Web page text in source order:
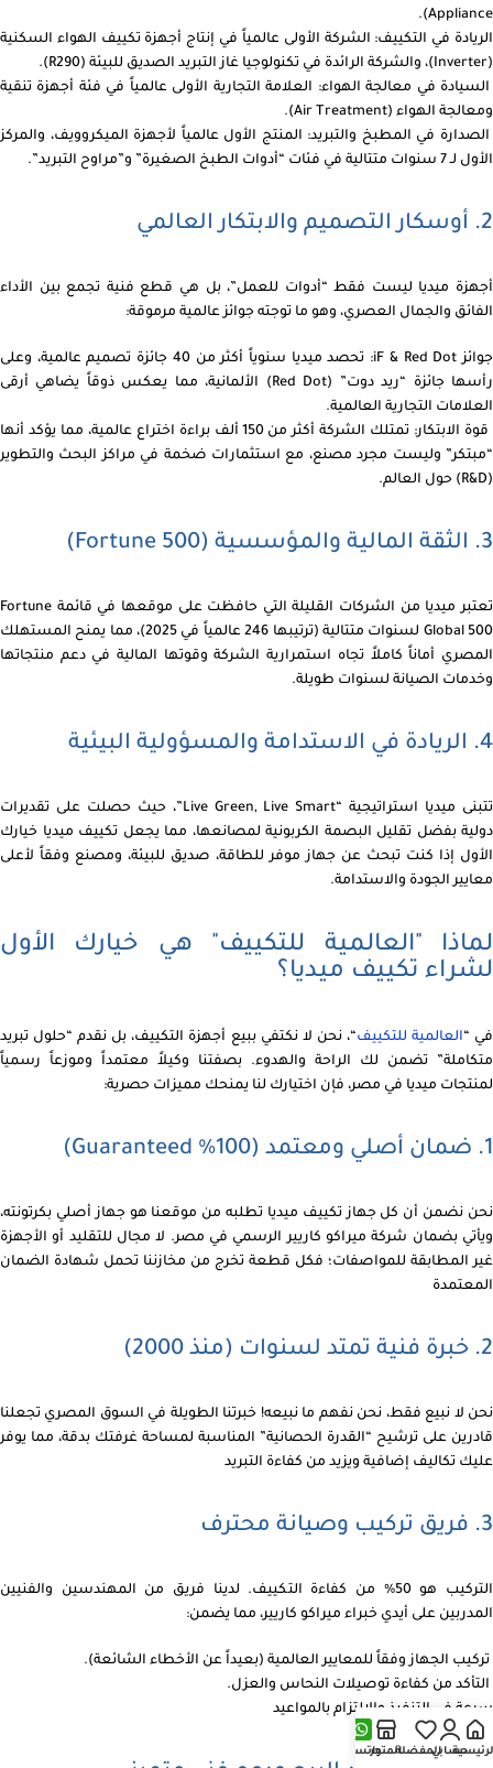
Appliance).
الريادة في التكييف: الشركة الأولى عالمياً في إنتاج أجهزة تكييف الهواء السكنية
(Inverter)، والشركة الرائدة في تكنولوجيا غاز التبريد الصديق للبيئة (R290).
السيادة في معالجة الهواء: العلامة التجارية الأولى عالمياً في فئة أجهزة تنقية
ومعالجة الهواء (Air Treatment).
الصدارة في المطبخ والتبريد: المنتج الأول عالمياً لأجهزة الميكروويف، والمركز
الأول لـ 7 سنوات متتالية في فئات “أدوات الطبخ الصغيرة” و”مراوح التبريد”.
2. أوسكار التصميم والابتكار العالمي
أجهزة ميديا ليست فقط “أدوات للعمل”، بل هي قطع فنية تجمع بين الأداء
الفائق والجمال العصري، وهو ما توجته جوائز عالمية مرموقة:
جوائز iF & Red Dot: تحصد ميديا سنوياً أكثر من 40 جائزة تصميم عالمية، وعلى
رأسها جائزة “ريد دوت” (Red Dot) الألمانية، مما يعكس ذوقاً يضاهي أرقى
العلامات التجارية العالمية.
قوة الابتكار: تمتلك الشركة أكثر من 150 ألف براءة اختراع عالمية، مما يؤكد أنها
“مبتكر” وليست مجرد مصنع، مع استثمارات ضخمة في مراكز البحث والتطوير
(R&D) حول العالم.
3. الثقة المالية والمؤسسية (Fortune 500)
تعتبر ميديا من الشركات القليلة التي حافظت على موقعها في قائمة Fortune
Global 500 لسنوات متتالية (ترتيبها 246 عالمياً في 2025)، مما يمنح المستهلك
المصري أماناً كاملاً تجاه استمرارية الشركة وقوتها المالية في دعم منتجاتها
وخدمات الصيانة لسنوات طويلة.
4. الريادة في الاستدامة والمسؤولية البيئية
تتبنى ميديا استراتيجية “Live Green, Live Smart”، حيث حصلت على تقديرات
دولية بفضل تقليل البصمة الكربونية لمصانعها، مما يجعل تكييف ميديا خيارك
الأول إذا كنت تبحث عن جهاز موفر للطاقة، صديق للبيئة، ومصنع وفقاً لأعلى
معايير الجودة والاستدامة.
لماذا "العالمية للتكييف" هي خيارك الأول
لشراء تكييف ميديا؟
في “العالمية للتكييف“، نحن لا نكتفي ببيع أجهزة التكييف، بل نقدم “حلول تبريد
متكاملة” تضمن لك الراحة والهدوء. بصفتنا وكيلاً معتمداً وموزعاً رسمياً
لمنتجات ميديا في مصر، فإن اختيارك لنا يمنحك مميزات حصرية:
1. ضمان أصلي ومعتمد (100% Guaranteed)
نحن نضمن أن كل جهاز تكييف ميديا تطلبه من موقعنا هو جهاز أصلي بكرتونته،
ويأتي بضمان شركة ميراكو كاريير الرسمي في مصر. لا مجال للتقليد أو الأجهزة
غير المطابقة للمواصفات؛ فكل قطعة تخرج من مخازننا تحمل شهادة الضمان
المعتمدة
2. خبرة فنية تمتد لسنوات (منذ 2000)
نحن لا نبيع فقط، نحن نفهم ما نبيعه! خبرتنا الطويلة في السوق المصري تجعلنا
قادرين على ترشيح “القدرة الحصانية” المناسبة لمساحة غرفتك بدقة، مما يوفر
عليك تكاليف إضافية ويزيد من كفاءة التبريد
3. فريق تركيب وصيانة محترف
التركيب هو 50% من كفاءة التكييف. لدينا فريق من المهندسين والفنيين
المدربين على أيدي خبراء ميراكو كاريير، مما يضمن:
تركيب الجهاز وفقاً للمعايير العالمية (بعيداً عن الأخطاء الشائعة).
التأكد من كفاءة توصيلات النحاس والعزل.
سرعة في التنفيذ والالتزام بالمواعيد
حسابيالمفضلةالمتجرواتساب